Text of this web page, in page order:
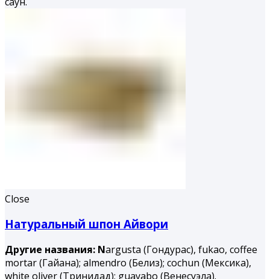
Close
Натуральный шпон Айвори
Другие названия: Nargusta (Гондурас), fukao, coffee
mortar (Гайана); almendro (Белиз); cochun (Мексика),
white oliver (Тринидад); guayabo (Венесуэла).